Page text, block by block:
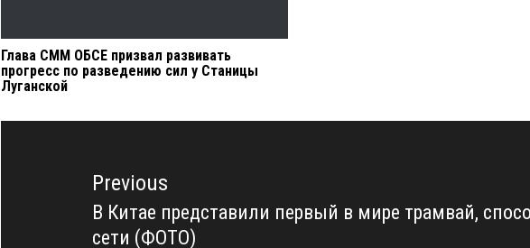
Глава СММ ОБСЕ призвал развивать
прогресс по разведению сил у Станицы
Луганской
Навигация
Previous
Previous
В Китае представили первый в мире трамвай,
сети (ФОТО)